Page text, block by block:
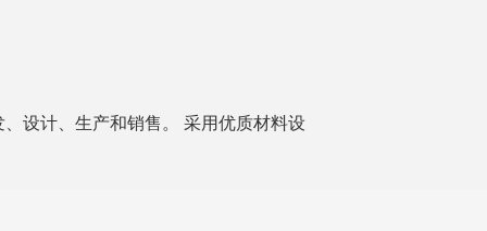
设计、生产和销售。 采用优质材料设